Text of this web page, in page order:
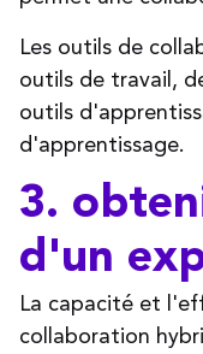
Les outils de
outils de travail,
outils
d'apprentissage.
3.
d'un
La capacité et
collaboration